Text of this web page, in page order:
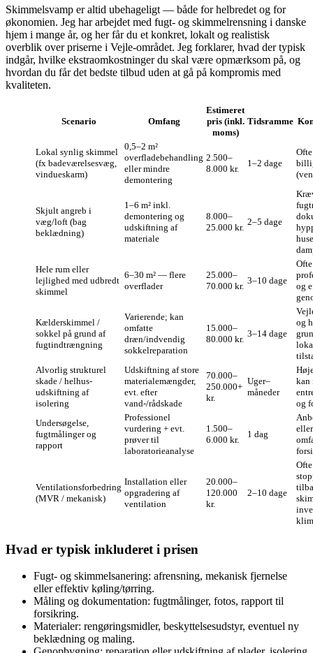
Skimmelsvamp er altid ubehageligt — både for helbredet og for
økonomien. Jeg har arbejdet med fugt- og skimmelrensning i danske
hjem i mange år, og her får du et konkret, lokalt og realistisk
overblik over priserne i Vejle-området. Jeg forklarer, hvad der typisk
indgår, hvilke ekstraomkostninger du skal være opmærksom på, og
hvordan du får det bedste tilbud uden at gå på kompromis med
kvaliteten.
Scenario Omfang
Estimeret
pris (inkl.
moms)
Tidsramme
Lokal synlig skimmel
(fx badeværelsesvæg,
vindueskarm)
0,5–2 m²
overfladebehandling
eller mindre
demontering
2.500–
8.000 kr.
1–2 dage
Skjult angreb i
væg/loft (bag
beklædning)
1–6 m² inkl.
demontering og
udskiftning af
materiale
8.000–
25.000 kr.
2–5 dage
Hele rum eller
lejlighed med udbredt
skimmel
6–30 m² — flere
overflader
25.000–
70.000 kr.
3–10 dage
og
Kælderskimmel /
sokkel på grund af
fugtindtrængning
Varierende; kan
omfatte
dræn/indvendig
sokkelreparation
15.000–
80.000 kr.
3–14 dage
og
Alvorlig strukturel
skade / helhus-
udskiftning af
isolering
Udskiftning af store
materialemængder,
evt. efter
vand-/rådskade
70.000–
250.000+
kr.
Uger–
måneder
kan
og
Undersøgelse,
fugtmålinger og
rapport
Professionel
vurdering + evt.
prøver til
laboratorieanalyse
1.500–
6.000 kr.
1 dag
Ventilationsforbedring
(MVR / mekanisk)
Installation eller
opgradering af
ventilation
20.000–
120.000
kr.
2–10 dage
Hvad er typisk inkluderet i prisen
Fugt- og skimmelsanering: afrensning, mekanisk fjernelse
eller effektiv køling/tørring.
Måling og dokumentation: fugtmålinger, fotos, rapport til
forsikring.
Materialer: rengøringsmidler, beskyttelsesudstyr, eventuel ny
beklædning og maling.